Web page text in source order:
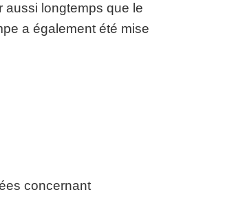
aussi longtemps que le
a également été mise
concernant